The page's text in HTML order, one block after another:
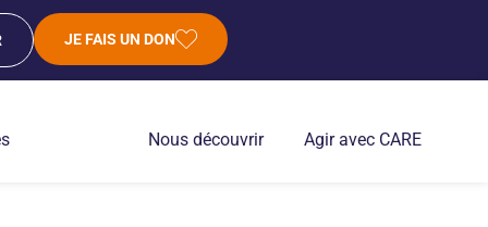
JE FAIS UN DON
Nous découvrir Agir avec CARE